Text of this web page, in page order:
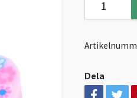
Dela